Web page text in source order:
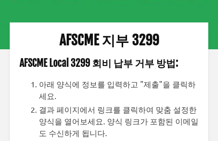
AFSCME 지부 3299
AFSCME Local 3299 회비 납부 거부 방법:
아래 양식에 정보를 입력하고 "제출"을 클릭하
세요.
결과 페이지에서 링크를 클릭하여 맞춤 설정한
양식을 열어보세요. 양식 링크가 포함된 이메일
도 수신하게 됩니다.